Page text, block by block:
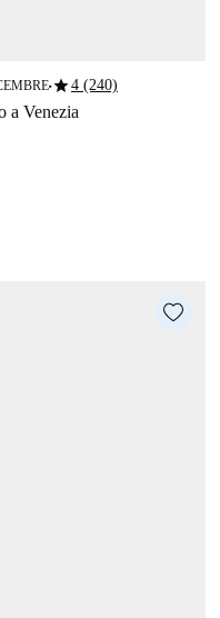
■star4 (240)
a Venezia